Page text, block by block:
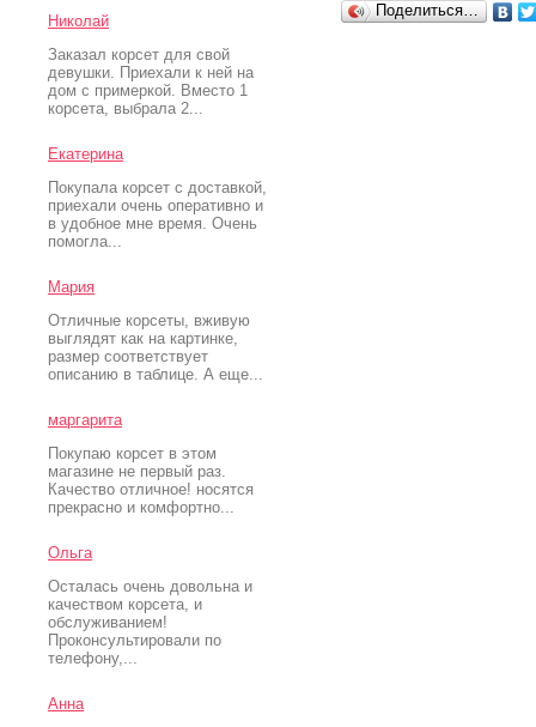
Николай
Заказал корсет для свой
девушки. Приехали к ней на
дом с примеркой. Вместо 1
корсета, выбрала 2...
Екатерина
Покупала корсет с доставкой,
приехали очень оперативно и
в удобное мне время. Очень
помогла...
Мария
Отличные корсеты, вживую
выглядят как на картинке,
размер соответствует
описанию в таблице. А еще...
маргарита
Покупаю корсет в этом
магазине не первый раз.
Качество отличное! носятся
прекрасно и комфортно...
Ольга
Осталась очень довольна и
качеством корсета, и
обслуживанием!
Проконсультировали по
телефону,...
Анна
Поделиться…